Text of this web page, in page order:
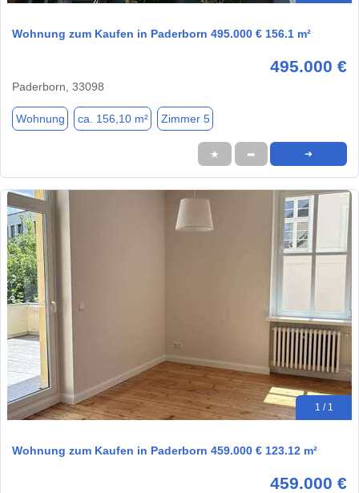
Wohnung zum Kaufen in Paderborn 495.000 € 156.1 m²
495.000 €
Paderborn, 33098
Wohnung ca. 156,10 m² Zimmer 5
★ ➦ ➜
1 / 1
Wohnung zum Kaufen in Paderborn 459.000 € 123.12 m²
459.000 €